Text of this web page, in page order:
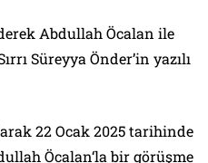
Abdullah Öcalan ile
Süreyya Önder’in yazılı
22 Ocak 2025 tarihinde
Öcalan‘la bir görüşme